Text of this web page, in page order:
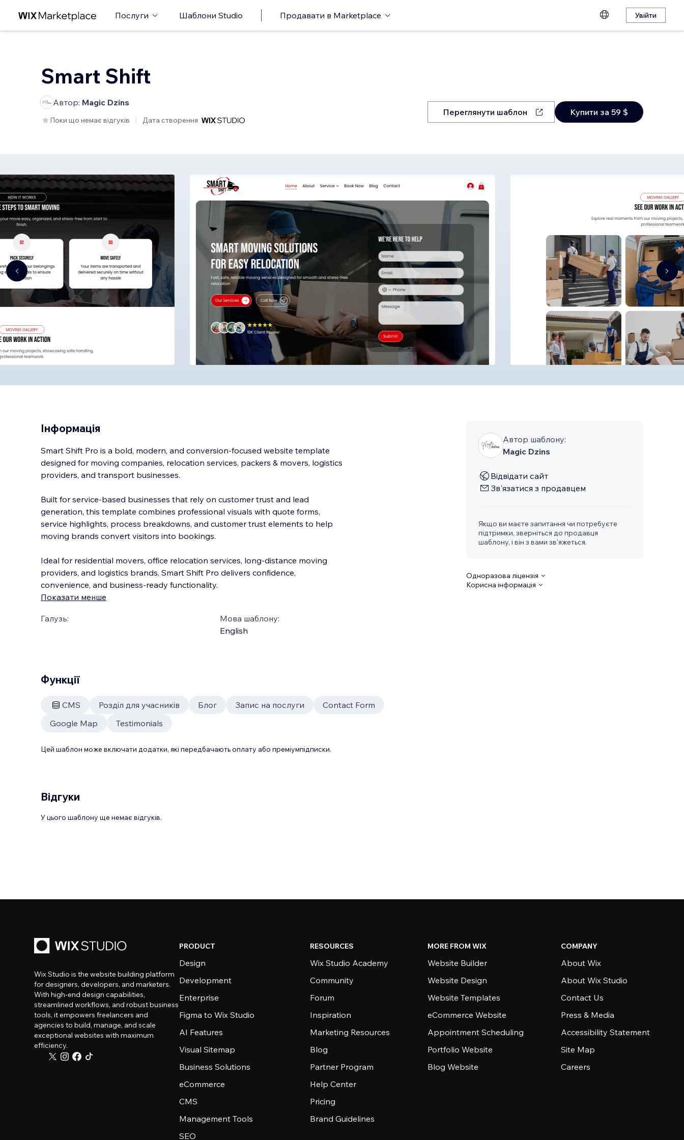
Послуги Шаблони Studio Продавати в Marketplace Увійти
Smart Shift
Автор: Magic Dzins
Поки що немає відгуків Дата створення
Переглянути шаблон Купити за 59 $
Інформація
Smart Shift Pro is a bold, modern, and conversion-focused website template
designed for moving companies, relocation services, packers & movers, logistics
providers, and transport businesses.
Built for service-based businesses that rely on customer trust and lead
generation, this template combines professional visuals with quote forms,
service highlights, process breakdowns, and customer trust elements to help
moving brands convert visitors into bookings.
Ideal for residential movers, office relocation services, long-distance moving
providers, and logistics brands, Smart Shift Pro delivers confidence,
convenience, and business-ready functionality.
Показати менше
Галузь:
Мова шаблону:
English
Автор шаблону:
Magic Dzins
Відвідати сайт
Зв'язатися з продавцем
Якщо ви маєте запитання чи потребуєте
підтримки, зверніться до продавця
шаблону, і він з вами зв'яжеться.
Одноразова ліцензія
Корисна інформація
Функції
CMS Розділ для учасників Блог Запис на послуги
Contact Form
Google Map
Testimonials
Цей шаблон може включати додатки, які передбачають оплату або преміумпідписки.
Відгуки
У цього шаблону ще немає відгуків.
Wix Studio is the website building platform
for designers, developers, and marketers.
With high-end design capabilities,
streamlined workflows, and robust business
tools, it empowers freelancers and
agencies to build, manage, and scale
exceptional websites with maximum
efficiency.
PRODUCT
Design
Development
Enterprise
Figma to Wix Studio
AI Features
Visual Sitemap
Business Solutions
eCommerce
CMS
Management Tools
SEO
RESOURCES
Wix Studio Academy
Community
Forum
Inspiration
Marketing Resources
Blog
Partner Program
Help Center
Pricing
Brand Guidelines
MORE FROM WIX
Website Builder
Website Design
Website Templates
eCommerce Website
Appointment Scheduling
Portfolio Website
Blog Website
COMPANY
About Wix
About Wix Studio
Contact Us
Press & Media
Accessibility Statement
Site Map
Careers